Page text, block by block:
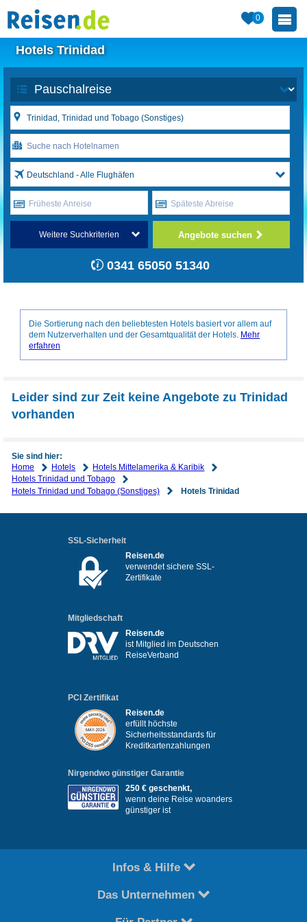
0
Hotels Trinidad
Deutschland - Alle Flughäfen
Früheste Anreise Späteste Abreise
Weitere Suchkriterien Angebote suchen
0341 65050 51340
Die Sortierung nach den beliebtesten Hotels basiert vor allem auf
dem Nutzerverhalten und der Gesamtqualität der Hotels. Mehr
erfahren
Leider sind zur Zeit keine Angebote zu Trinidad
vorhanden
Sie sind hier:
Home
Hotels
Hotels Mittelamerika & Karibik
Hotels Trinidad und Tobago
Hotels Trinidad und Tobago (Sonstiges)
Hotels Trinidad
SSL-Sicherheit
Reisen.de
verwendet sichere SSL-
Zertifikate
Mitgliedschaft
Reisen.de
ist Mitglied im Deutschen
ReiseVerband
PCI Zertifikat
Reisen.de
erfüllt höchste
Sicherheitsstandards für
Kreditkartenzahlungen
Nirgendwo günstiger Garantie
250 € geschenkt,
wenn deine Reise woanders
günstiger ist
Infos & Hilfe
Das Unternehmen